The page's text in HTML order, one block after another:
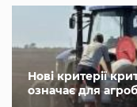
Нові критерії
означає для